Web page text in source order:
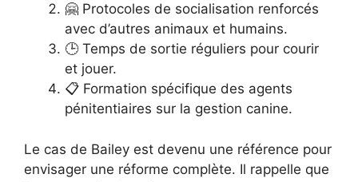
🤗 Protocoles de socialisation renforcés
avec d’autres animaux et humains.
🕒 Temps de sortie réguliers pour courir
et jouer.
📋 Formation spécifique des agents
pénitentiaires sur la gestion canine.
Le cas de Bailey est devenu une référence pour
envisager une réforme complète. Il rappelle que